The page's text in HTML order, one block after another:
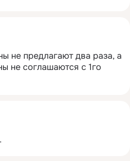
не предлагают два раза, а
не соглашаются с 1го